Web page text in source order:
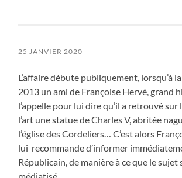
25 JANVIER 2020
L’affaire débute publiquement, lorsqu’à
2013 un ami de Françoise Hervé, grand
l’appelle pour lui dire qu’il a retrouvé sur
l’art une statue de Charles V, abritée
l’église des Cordeliers… C’est alors
lui recommande d’informer
Républicain, de manière à ce que le sujet